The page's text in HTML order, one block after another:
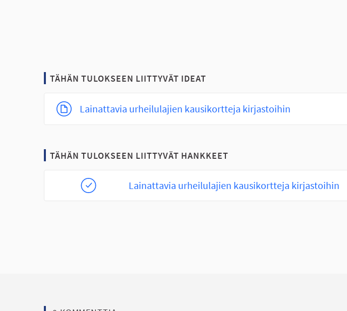
TÄHÄN TULOKSEEN LIITTYVÄT IDEAT
Lainattavia urheilulajien kausikortteja kirjastoihin
TÄHÄN TULOKSEEN LIITTYVÄT HANKKEET
Lainattavia urheilulajien kausikortteja kirjastoihin